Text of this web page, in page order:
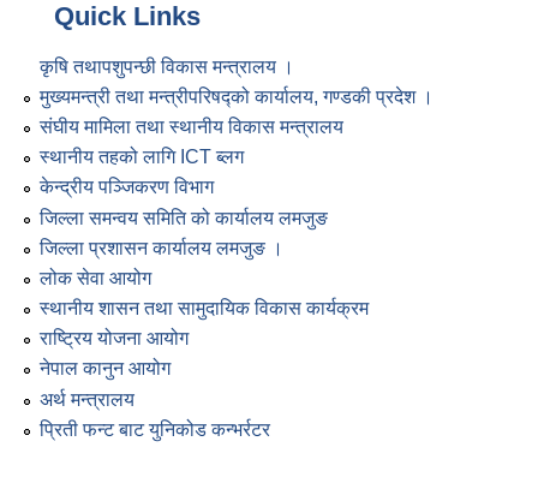
Quick Links
कृषि तथापशुपन्छी विकास मन्त्रालय ।
मुख्यमन्त्री तथा मन्त्रीपरिषद्को कार्यालय, गण्डकी प्रदेश ।
संघीय मामिला तथा स्थानीय विकास मन्त्रालय
स्थानीय तहको लागि ICT ब्लग
केन्द्रीय पञ्जिकरण विभाग
जिल्ला समन्वय समिति को कार्यालय लमजुङ
जिल्ला प्रशासन कार्यालय लमजुङ ।
लोक सेवा आयोग
स्थानीय शासन तथा सामुदायिक विकास कार्यक्रम
राष्ट्रिय योजना आयोग
नेपाल कानुन आयोग
अर्थ मन्त्रालय
प्रिती फन्ट बाट युनिकोड कन्भर्रटर